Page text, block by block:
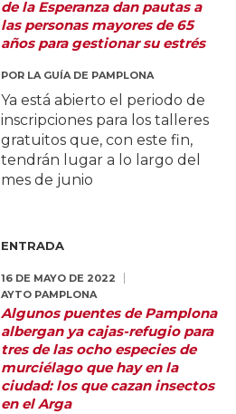
de la Esperanza dan pautas a
las personas mayores de 65
años para gestionar su estrés
POR LA GUÍA DE PAMPLONA
Ya está abierto el periodo de
inscripciones para los talleres
gratuitos que, con este fin,
tendrán lugar a lo largo del
mes de junio
ENTRADA
16 DE MAYO DE 2022
AYTO PAMPLONA
Algunos puentes de Pamplona
albergan ya cajas-refugio para
tres de las ocho especies de
murciélago que hay en la
ciudad: los que cazan insectos
en el Arga